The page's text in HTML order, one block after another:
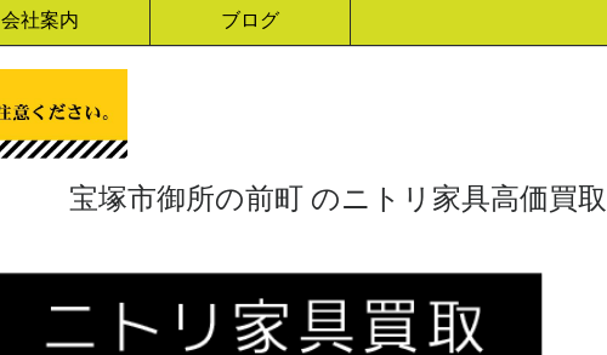
会社案内 ブログ
宝塚市御所の前町 のニトリ家具高価買取